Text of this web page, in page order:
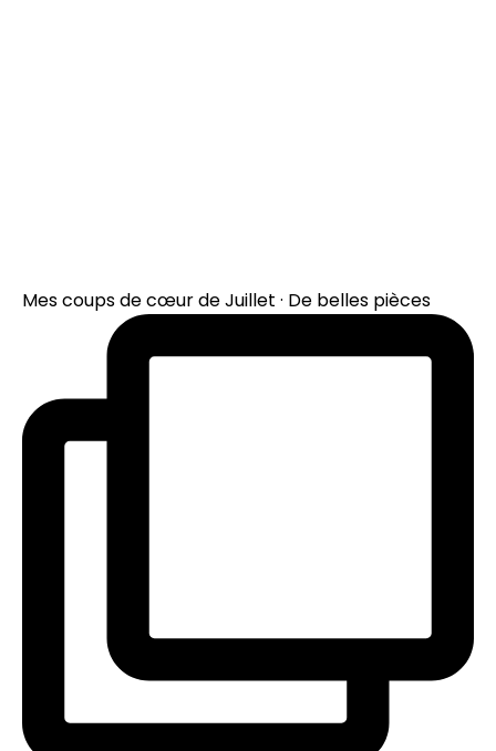
Mes coups de cœur de Juillet · De belles pièces